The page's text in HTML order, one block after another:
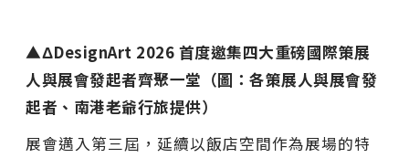
▲ΔDesignArt 2026 首度邀集四大重磅國際策展
人與展會發起者齊聚一堂（圖：各策展人與展會發
起者、南港老爺行旅提供）
展會邁入第三屆，延續以飯店空間作為展場的特